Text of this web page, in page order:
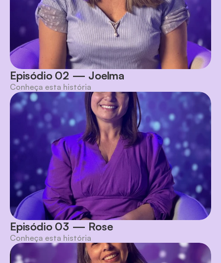
Episódio 02 — Joelma
Conheça esta história
Episódio 03 — Rose
Conheça esta história